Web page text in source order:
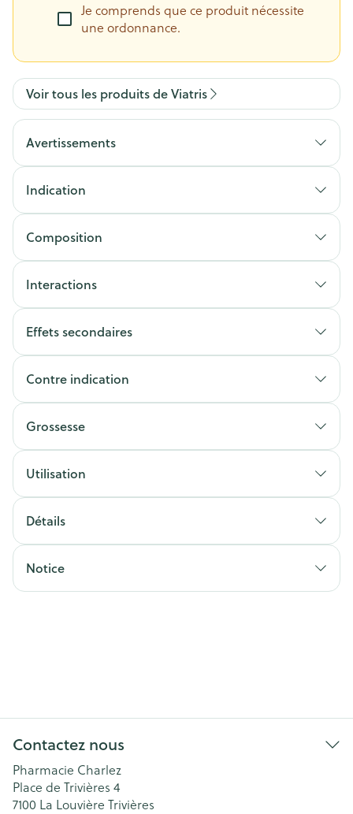
Je comprends que ce produit nécessite
une ordonnance.
Voir tous les produits de Viatris
Avertissements
Indication
Composition
Interactions
Effets secondaires
Contre indication
Grossesse
Utilisation
Détails
Notice
Contactez nous
Pharmacie Charlez
Place de Trivières 4
7100 La Louvière Trivières